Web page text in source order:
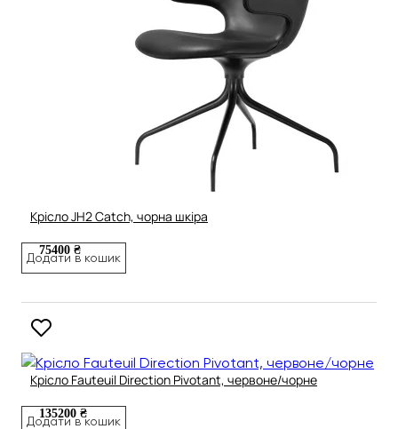
Крісло JH2 Catch, чорна шкіра
75400 ₴
Додати в кошик
Крісло Fauteuil Direction Pivotant, червоне/чорне
135200 ₴
Додати в кошик